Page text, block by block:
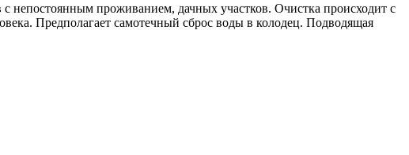
непостоянным проживанием, дачных участков. Очистка происходит с
Предполагает самотечный сброс воды в колодец. Подводящая